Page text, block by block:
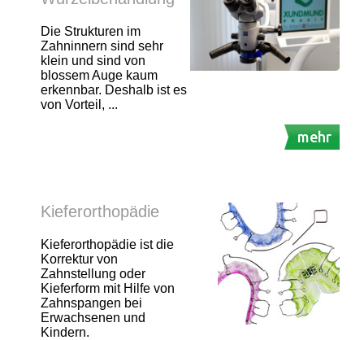
Die Strukturen im
Zahninnern sind sehr
klein und sind von
blossem Auge kaum
erkennbar. Deshalb ist es
von Vorteil, ...
mehr
Kieferorthopädie
Kieferorthopädie ist die
Korrektur von
Zahnstellung oder
Kieferform mit Hilfe von
Zahnspangen bei
Erwachsenen und
Kindern.